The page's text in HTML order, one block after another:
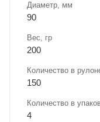
Диаметр, мм
90
Вес, гр
200
Количество в
150
Количество в
4